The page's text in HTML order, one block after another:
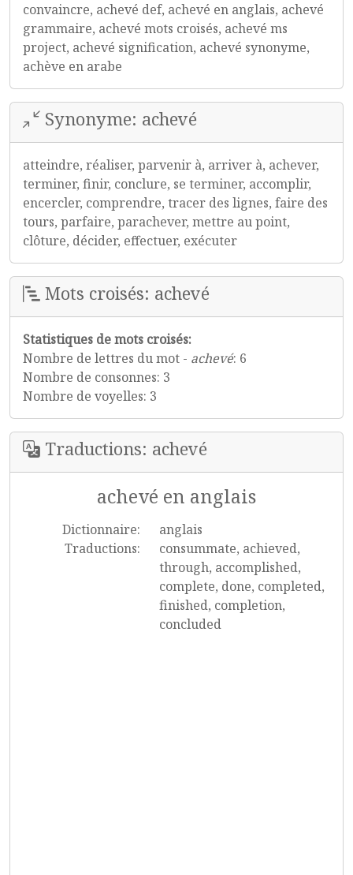
convaincre, achevé def, achevé en anglais, achevé
grammaire, achevé mots croisés, achevé ms
project, achevé signification, achevé synonyme,
achève en arabe
Synonyme: achevé
atteindre, réaliser, parvenir à, arriver à, achever,
terminer, finir, conclure, se terminer, accomplir,
encercler, comprendre, tracer des lignes, faire des
tours, parfaire, parachever, mettre au point,
clôture, décider, effectuer, exécuter
Mots croisés: achevé
Statistiques de mots croisés:
Nombre de lettres du mot - achevé: 6
Nombre de consonnes: 3
Nombre de voyelles: 3
Traductions: achevé
achevé en anglais
Dictionnaire:
anglais
Traductions:
consummate, achieved,
through, accomplished,
complete, done, completed,
finished, completion,
concluded